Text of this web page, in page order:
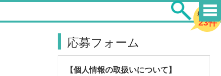
新着求人
23件
応募フォーム
【個人情報の取扱いについて】